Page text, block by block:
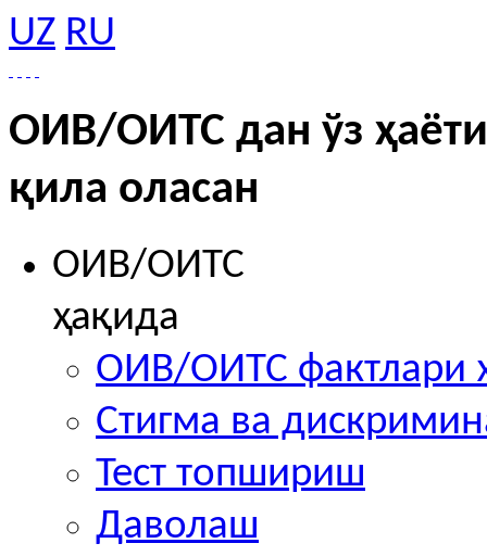
UZ RU
ОИВ/ОИТС дан ўз
қила оласан
ОИВ/ОИТС
ҳақида
ОИВ/ОИТС фактлари
Стигма ва
Тест топшириш
Даволаш